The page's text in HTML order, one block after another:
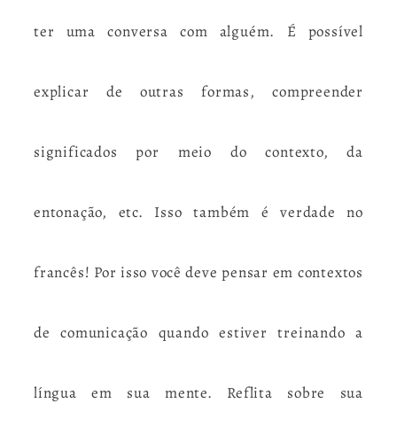
ter uma conversa com alguém. É possível
explicar de outras formas, compreender
significados por meio do contexto, da
entonação, etc. Isso também é verdade no
francês! Por isso você deve pensar em contextos
de comunicação quando estiver treinando a
língua em sua mente. Reflita sobre sua